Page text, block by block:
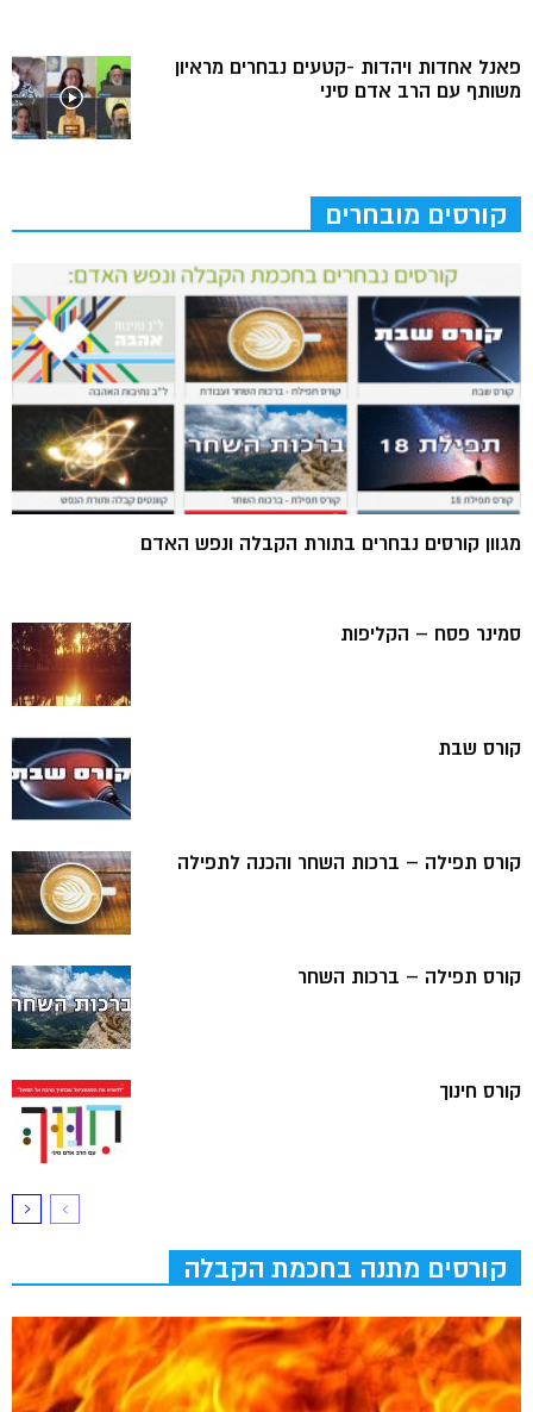
פאנל אחדות ויהדות -קטעים נבחרים מראיון
משותף עם הרב אדם סיני
קורסים מובחרים
מגוון קורסים נבחרים בתורת הקבלה ונפש האדם
סמינר פסח – הקליפות
קורס שבת
קורס תפילה – ברכות השחר והכנה לתפילה
קורס תפילה – ברכות השחר
קורס חינוך
קורסים מתנה בחכמת הקבלה